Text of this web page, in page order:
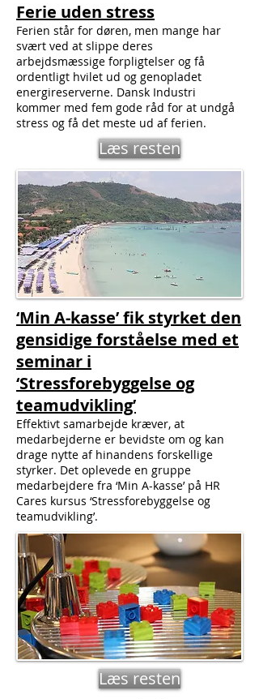
Ferie uden stress
Ferien står for døren, men mange har
svært ved at slippe deres
arbejdsmæssige forpligtelser og få
ordentligt hvilet ud og genopladet
energireserverne. Dansk Industri
kommer med fem gode råd for at undgå
stress og få det meste ud af ferien.
Læs resten
‘Min A-kasse’ fik styrket den
gensidige forståelse med et
seminar i
‘Stressforebyggelse og
teamudvikling’
Effektivt samarbejde kræver, at
medarbejderne er bevidste om og kan
drage nytte af hinandens forskellige
styrker. Det oplevede en gruppe
medarbejdere fra ‘Min A-kasse’ på HR
Cares kursus ‘Stressforebyggelse og
teamudvikling’.
Læs resten